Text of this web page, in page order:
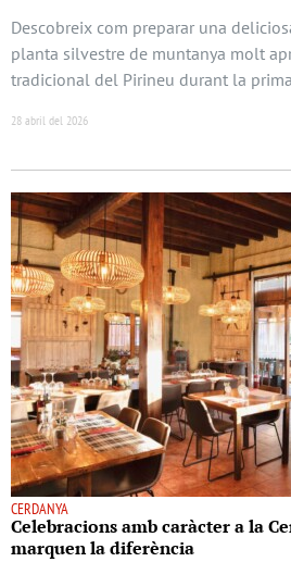
Descobreix com preparar una
planta silvestre de muntanya molt
tradicional del Pirineu durant la
28 abril del 2026
CERDANYA
Celebracions amb caràcter a la
marquen la diferència